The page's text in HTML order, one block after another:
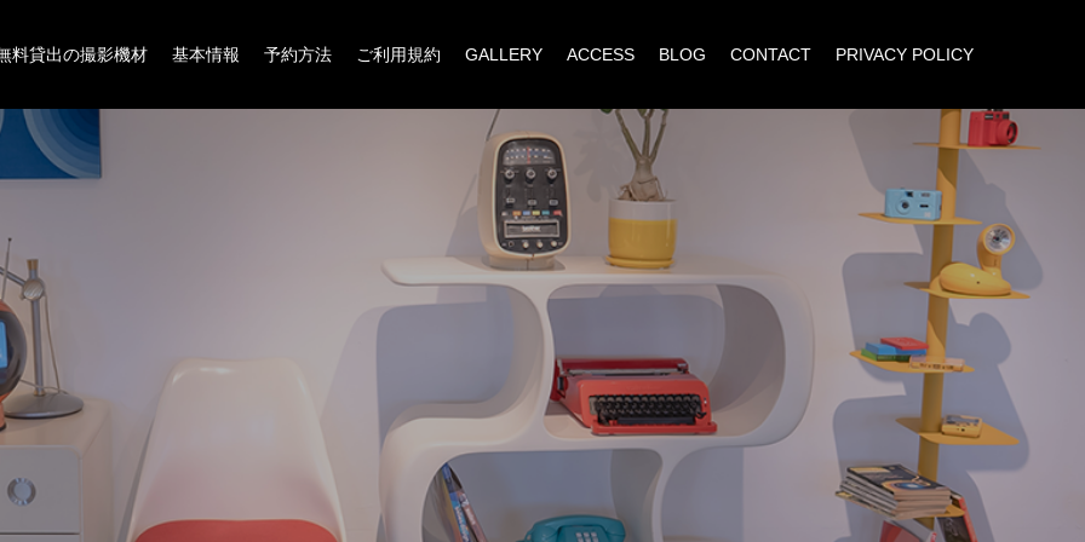
料貸出の撮影機材 基本情報 予約方法 ご利用規約 GALLERY ACCESS BLOG CONTACT PRIVACY POLICY